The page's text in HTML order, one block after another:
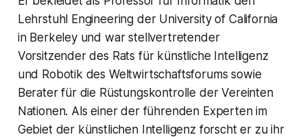
Lehrstuhl Engineering der University of California
in Berkeley und war stellvertretender
Vorsitzender des Rats für künstliche Intelligenz
und Robotik des Weltwirtschaftsforums sowie
Berater für die Rüstungskontrolle der Vereinten
Nationen. Als einer der führenden Experten im
Gebiet der künstlichen Intelligenz forscht er zu ihr